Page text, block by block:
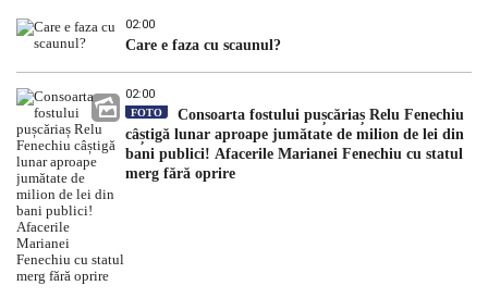
02:00
Care e faza cu scaunul?
02:00
FOTO
Consoarta fostului pușcăriaș Relu Fenechiu
câștigă lunar aproape jumătate de milion de lei din
bani publici! Afacerile Marianei Fenechiu cu statul
merg fără oprire